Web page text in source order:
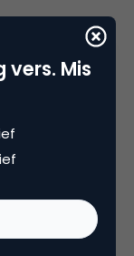
–
nieuwe
vers. Mis